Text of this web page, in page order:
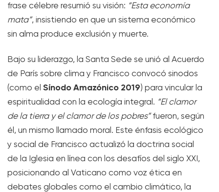
frase célebre resumió su visión: “Esta economía
mata”, insistiendo en que un sistema económico
sin alma produce exclusión y muerte.
Bajo su liderazgo, la Santa Sede se unió al Acuerdo
de París sobre clima y Francisco convocó sinodos
(como el Sínodo Amazónico 2019) para vincular la
espiritualidad con la ecología integral. “El clamor
de la tierra y el clamor de los pobres”fueron, según
él, un mismo llamado moral. Este énfasis ecológico
y social de Francisco actualizó la doctrina social
de la Iglesia en línea con los desafíos del siglo XXI,
posicionando al Vaticano como voz ética en
debates globales como el cambio climático, la